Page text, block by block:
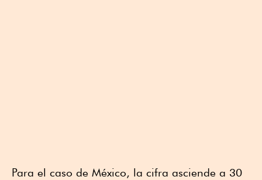
Para el caso de México, la cifra asciende a 30